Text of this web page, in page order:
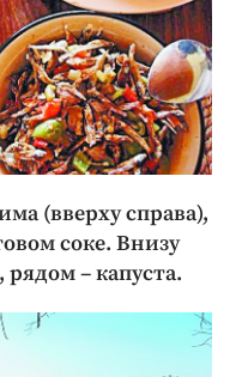
(вверху справа),
соке. Внизу
– капуста.